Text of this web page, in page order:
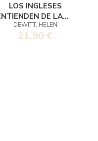
LOS INGLESES
DE LANA
(Y OTROS TRUCOS)
DEWITT, HELEN
21,90 €